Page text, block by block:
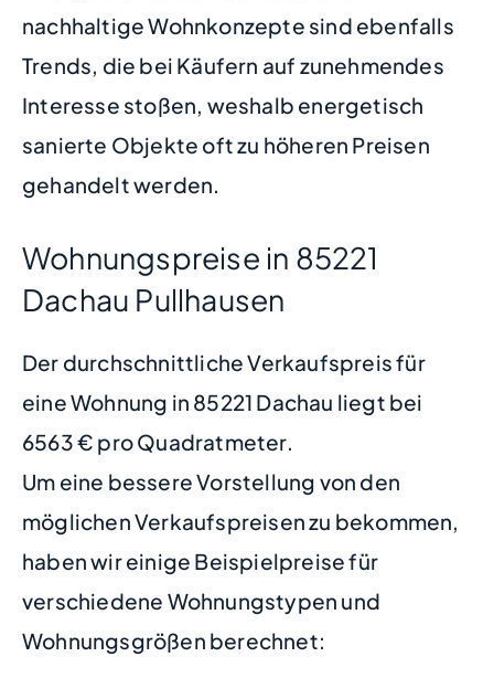
nachhaltige Wohnkonzepte sind ebenfalls
Trends, die bei Käufern auf zunehmendes
Interesse stoßen, weshalb energetisch
sanierte Objekte oft zu höheren Preisen
gehandelt werden.
Wohnungspreise in 85221
Dachau Pullhausen
Der durchschnittliche Verkaufspreis für
eine Wohnung in 85221 Dachau liegt bei
6563 € pro Quadratmeter.
Um eine bessere Vorstellung von den
möglichen Verkaufspreisen zu bekommen,
haben wir einige Beispielpreise für
verschiedene Wohnungstypen und
Wohnungsgrößen berechnet: